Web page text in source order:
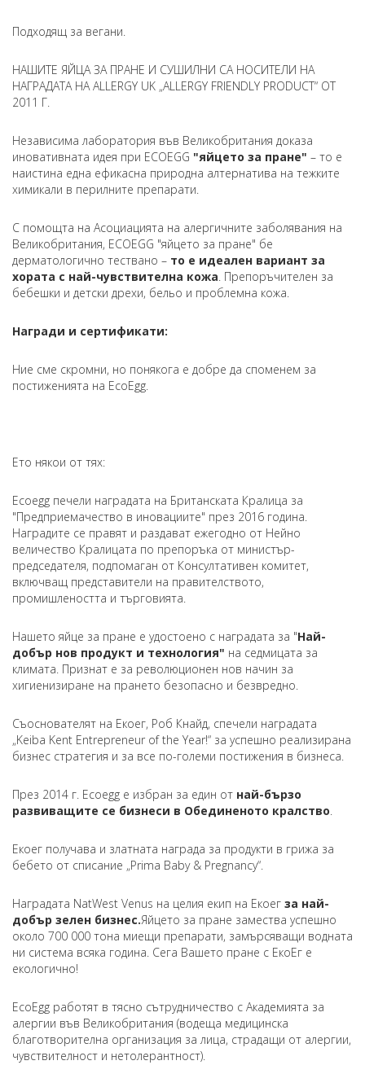
Подходящ за вегани.
НАШИТЕ ЯЙЦА ЗА ПРАНЕ И СУШИЛНИ СА НОСИТЕЛИ НА
НАГРАДАТА НА ALLERGY UK „ALLERGY FRIENDLY PRODUCT“ ОТ
2011 Г.
Независима лаборатория във Великобритания доказа
иновативната идея при ECOEGG "яйцето за пране" – то е
наистина една ефикасна природна алтернатива на тежките
химикали в перилните препарати.
С помощта на Асоциацията на алергичните заболявания на
Великобритания, ECOEGG "яйцето за пране" бе
дерматологично тествано – то е идеален вариант за
хората с най-чувствителна кожа. Препоръчителен за
бебешки и детски дрехи, бельо и проблемна кожа.
Награди и сертификати:
Ние сме скромни, но понякога е добре да споменем за
постиженията на EcoEgg.
Ето някои от тях:
Ecoegg печели наградата на Британската Кралица за
"Предприемачество в иновациите" през 2016 година.
Наградите се правят и раздават ежегодно от Нейно
величество Кралицата по препоръка от министър-
председателя, подпомаган от Консултативен комитет,
включващ представители на правителството,
промишлеността и търговията.
Нашето яйце за пране е удостоено с наградата за "Най-
добър нов продукт и технология" на седмицата за
климата. Признат е за революционен нов начин за
хигиенизиране на прането безопасно и безвредно.
Съоснователят на Екоег, Роб Кнайд, спечели наградата
„Keiba Kent Entrepreneur of the Year!“ за успешно реализирана
бизнес стратегия и за все по-големи постижения в бизнеса.
През 2014 г. Ecoegg е избран за един от най-бързо
развиващите се бизнеси в Обединеното кралство.
Екоег получава и златната награда за продукти в грижа за
бебето от списание „Prima Baby & Pregnancy“.
Наградата NatWest Venus на целия екип на Екоег за най-
добър зелен бизнес.Яйцето за пране замества успешно
около 700 000 тона миещи препарати, замърсяващи водната
ни система всяка година. Сега Вашето пране с ЕкоЕг е
екологично!
EcoEgg работят в тясно сътрудничество с Академията за
алергии във Великобритания (водеща медицинска
благотворителна организация за лица, страдащи от алергии,
чувствителност и нетолерантност).